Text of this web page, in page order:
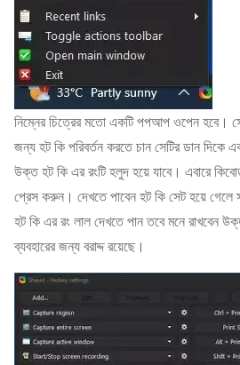
নিম্নের চিত্রের মতো একটি পপআপ ওপেন হবে।
জন্য হট কি পরিবর্তন করতে চান সেটির ডান
উক্ত হট কি এর রংটি হলুদ হয়ে যাবে। এবারে
প্রেস করুন। দেখতে পাবেন হট কি সেট হয়ে
হট কি এর রং লাল দেখতে পান তবে মনে রাখবেন
ব্যবহারের জন্য বরাদ্দ রয়েছে।